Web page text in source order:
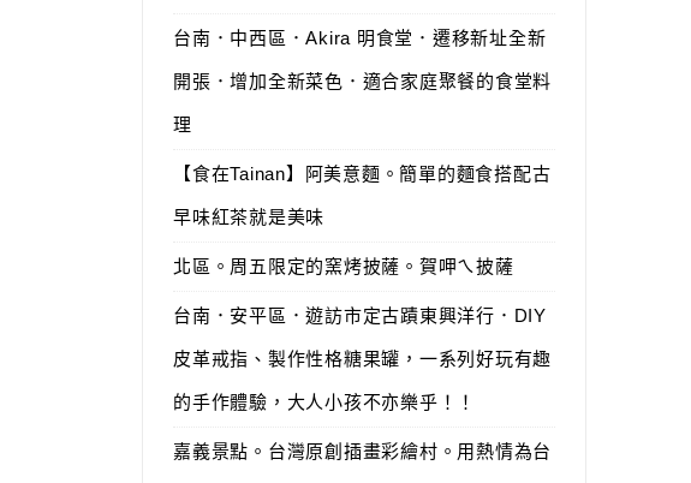
台南．中西區．Akira 明食堂．遷移新址全新
開張．增加全新菜色．適合家庭聚餐的食堂料
理
【食在Tainan】阿美意麵。簡單的麵食搭配古
早味紅茶就是美味
北區。周五限定的窯烤披薩。賀呷ㄟ披薩
台南．安平區．遊訪市定古蹟東興洋行．DIY
皮革戒指、製作性格糖果罐，一系列好玩有趣
的手作體驗，大人小孩不亦樂乎！！
嘉義景點。台灣原創插畫彩繪村。用熱情為台